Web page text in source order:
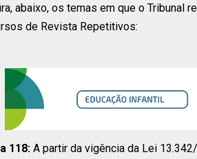
abaixo, os temas em que o Tribunal
de Revista Repetitivos:
118: A partir da vigência da Lei